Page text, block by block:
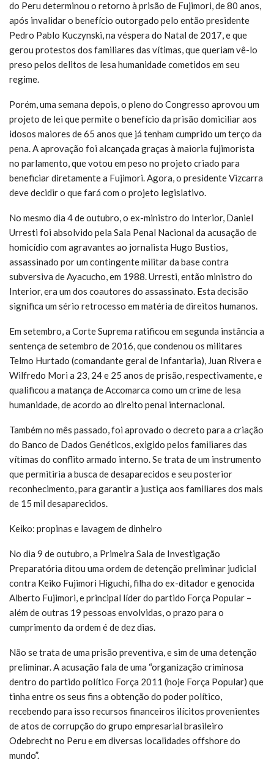
do Peru determinou o retorno à prisão de Fujimori, de 80 anos,
após invalidar o benefício outorgado pelo então presidente
Pedro Pablo Kuczynski, na véspera do Natal de 2017, e que
gerou protestos dos familiares das vítimas, que queriam vê-lo
preso pelos delitos de lesa humanidade cometidos em seu
regime.
Porém, uma semana depois, o pleno do Congresso aprovou um
projeto de lei que permite o benefício da prisão domiciliar aos
idosos maiores de 65 anos que já tenham cumprido um terço da
pena. A aprovação foi alcançada graças à maioria fujimorista
no parlamento, que votou em peso no projeto criado para
beneficiar diretamente a Fujimori. Agora, o presidente Vizcarra
deve decidir o que fará com o projeto legislativo.
No mesmo dia 4 de outubro, o ex-ministro do Interior, Daniel
Urresti foi absolvido pela Sala Penal Nacional da acusação de
homicídio com agravantes ao jornalista Hugo Bustios,
assassinado por um contingente militar da base contra
subversiva de Ayacucho, em 1988. Urresti, então ministro do
Interior, era um dos coautores do assassinato. Esta decisão
significa um sério retrocesso em matéria de direitos humanos.
Em setembro, a Corte Suprema ratificou em segunda instância a
sentença de setembro de 2016, que condenou os militares
Telmo Hurtado (comandante geral de Infantaria), Juan Rivera e
Wilfredo Mori a 23, 24 e 25 anos de prisão, respectivamente, e
qualificou a matança de Accomarca como um crime de lesa
humanidade, de acordo ao direito penal internacional.
Também no mês passado, foi aprovado o decreto para a criação
do Banco de Dados Genéticos, exigido pelos familiares das
vítimas do conflito armado interno. Se trata de um instrumento
que permitiria a busca de desaparecidos e seu posterior
reconhecimento, para garantir a justiça aos familiares dos mais
de 15 mil desaparecidos.
Keiko: propinas e lavagem de dinheiro
No dia 9 de outubro, a Primeira Sala de Investigação
Preparatória ditou uma ordem de detenção preliminar judicial
contra Keiko Fujimori Higuchi, filha do ex-ditador e genocida
Alberto Fujimori, e principal líder do partido Força Popular –
além de outras 19 pessoas envolvidas, o prazo para o
cumprimento da ordem é de dez dias.
Não se trata de uma prisão preventiva, e sim de uma detenção
preliminar. A acusação fala de uma “organização criminosa
dentro do partido político Força 2011 (hoje Força Popular) que
tinha entre os seus fins a obtenção do poder político,
recebendo para isso recursos financeiros ilícitos provenientes
de atos de corrupção do grupo empresarial brasileiro
Odebrecht no Peru e em diversas localidades offshore do
mundo”.